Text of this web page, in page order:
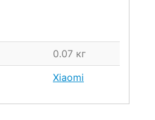
0.07 кг
Xiaomi